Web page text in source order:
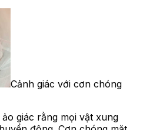
Cảnh giác với cơn chóng
giác rằng mọi vật xung